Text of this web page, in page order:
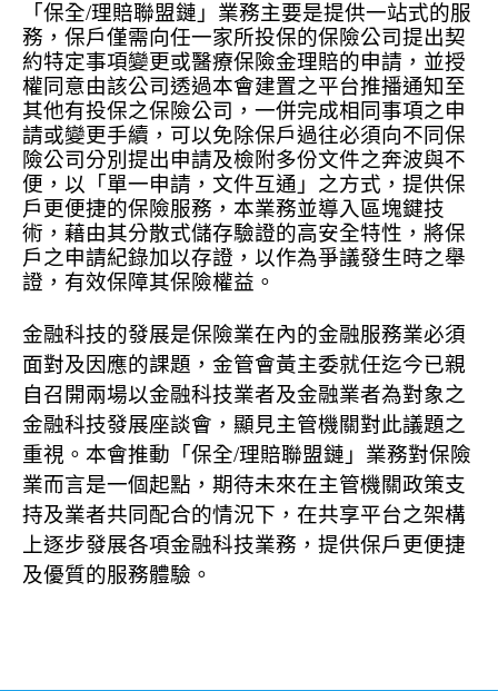
「保全/理賠聯盟鏈」業務主要是提供一站式的服
務，保戶僅需向任一家所投保的保險公司提出契
約特定事項變更或醫療保險金理賠的申請，並授
權同意由該公司透過本會建置之平台推播通知至
其他有投保之保險公司，一併完成相同事項之申
請或變更手續，可以免除保戶過往必須向不同保
險公司分別提出申請及檢附多份文件之奔波與不
便，以「單一申請，文件互通」之方式，提供保
戶更便捷的保險服務，本業務並導入區塊鍵技
術，藉由其分散式儲存驗證的高安全特性，將保
戶之申請紀錄加以存證，以作為爭議發生時之舉
證，有效保障其保險權益。
金融科技的發展是保險業在內的金融服務業必須
面對及因應的課題，金管會黃主委就任迄今已親
自召開兩場以金融科技業者及金融業者為對象之
金融科技發展座談會，顯見主管機關對此議題之
重視。本會推動「保全/理賠聯盟鏈」業務對保險
業而言是一個起點，期待未來在主管機關政策支
持及業者共同配合的情況下，在共享平台之架構
上逐步發展各項金融科技業務，提供保戶更便捷
及優質的服務體驗。